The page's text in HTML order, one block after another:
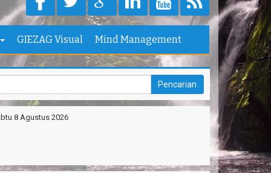
GIEZAG Visual Mind Management
8 Agustus 2026